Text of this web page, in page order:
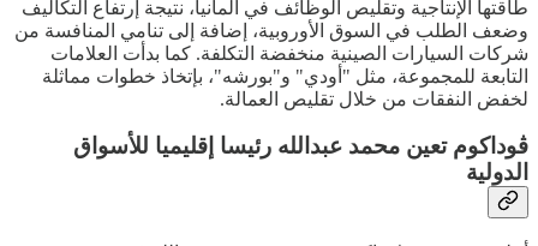
طاقتها الإنتاجية وتقليص الوظائف في ألمانيا، نتيجة إرتفاع التكاليف
وضعف الطلب في السوق الأوروبية، إضافة إلى تنامي المنافسة من
شركات السيارات الصينية منخفضة التكلفة. كما بدأت العلامات
التابعة للمجموعة، مثل "أودي" و"بورشه"، بإتخاذ خطوات مماثلة
لخفض النفقات من خلال تقليص العمالة.
ڤوداكوم تعين محمد عبدالله رئيسا إقليميا للأسواق
الدولية